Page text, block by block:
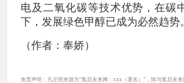
电及二氧化碳等技术优势，在碳
下，发展绿色甲醇已成为必然趋势
（作者：奉娇）
免责声明：凡注明来源为“氢启未来网：xxx（署名）”，除与氢启未